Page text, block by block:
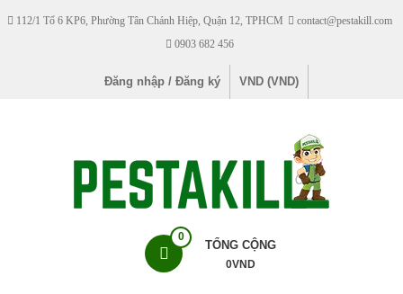
Skip112/1 Tổ 6 KP6, Phường Tân Chánh Hiệp, Quận 12, TPHCM
contact@pestakill.com
0903 682 456
Đăng nhập / Đăng ký VND (VND)
0
TỔNG CỘNG
0VND